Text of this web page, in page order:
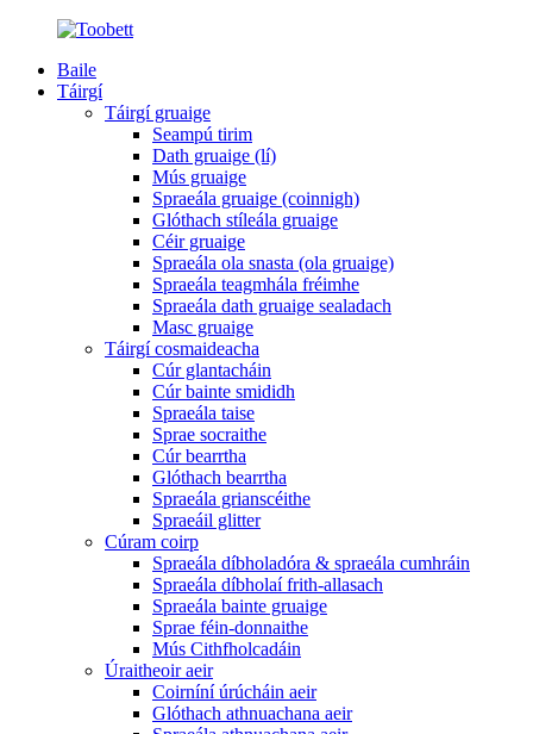
Baile
Táirgí
Táirgí gruaige
Seampú tirim
Dath gruaige (lí)
Mús gruaige
Spraeála gruaige (coinnigh)
Glóthach stíleála gruaige
Céir gruaige
Spraeála ola snasta (ola gruaige)
Spraeála teagmhála fréimhe
Spraeála dath gruaige sealadach
Masc gruaige
Táirgí cosmaideacha
Cúr glantacháin
Cúr bainte smididh
Spraeála taise
Sprae socraithe
Cúr bearrtha
Glóthach bearrtha
Spraeála grianscéithe
Spraeáil glitter
Cúram coirp
Spraeála díbholadóra & spraeála cumhráin
Spraeála díbholaí frith-allasach
Spraeála bainte gruaige
Sprae féin-donnaithe
Mús Cithfholcadáin
Úraitheoir aeir
Coirníní úrúcháin aeir
Glóthach athnuachana aeir